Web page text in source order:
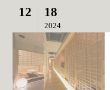
12 18
2024